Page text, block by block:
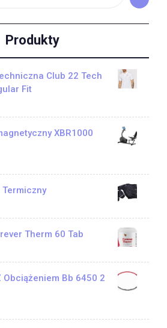
Produkty
Club 22 Tech
Fit
XBR1000
Therm 60 Tab
Obciążeniem Bb 6450 2